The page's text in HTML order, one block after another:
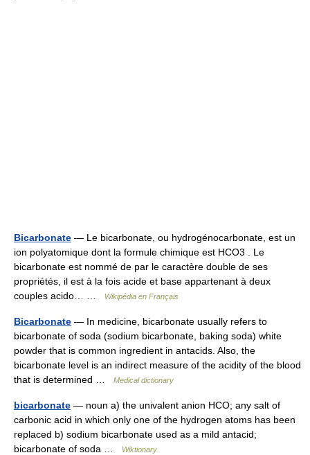
Bicarbonate — Le bicarbonate, ou hydrogénocarbonate, est un
ion polyatomique dont la formule chimique est HCO3 . Le
bicarbonate est nommé de par le caractère double de ses
propriétés, il est à la fois acide et base appartenant à deux
couples acido… …
Wikipédia en Français
Bicarbonate — In medicine, bicarbonate usually refers to
bicarbonate of soda (sodium bicarbonate, baking soda) white
powder that is common ingredient in antacids. Also, the
bicarbonate level is an indirect measure of the acidity of the blood
that is determined …
Medical dictionary
bicarbonate — noun a) the univalent anion HCO; any salt of
carbonic acid in which only one of the hydrogen atoms has been
replaced b) sodium bicarbonate used as a mild antacid;
bicarbonate of soda …
Wiktionary